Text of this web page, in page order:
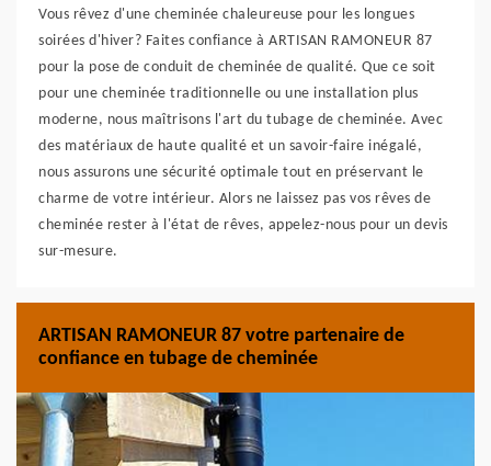
Vous rêvez d'une cheminée chaleureuse pour les longues
soirées d'hiver? Faites confiance à ARTISAN RAMONEUR 87
pour la pose de conduit de cheminée de qualité. Que ce soit
pour une cheminée traditionnelle ou une installation plus
moderne, nous maîtrisons l'art du tubage de cheminée. Avec
des matériaux de haute qualité et un savoir-faire inégalé,
nous assurons une sécurité optimale tout en préservant le
charme de votre intérieur. Alors ne laissez pas vos rêves de
cheminée rester à l'état de rêves, appelez-nous pour un devis
sur-mesure.
ARTISAN RAMONEUR 87 votre partenaire de
confiance en tubage de cheminée